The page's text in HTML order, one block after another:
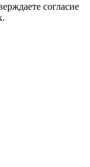
согласие